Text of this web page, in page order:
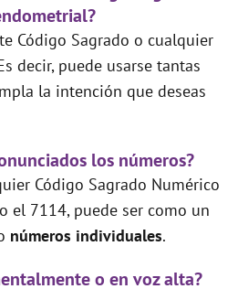
Código Sagrado o cualquier
decir, puede usarse tantas
la intención que deseas
los números?
Código Sagrado Numérico
el 7114, puede ser como un
números individuales.
o en voz alta?